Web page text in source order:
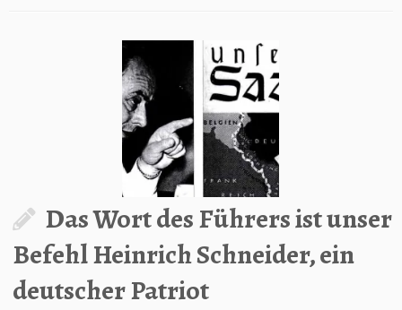
Das Wort des Führers ist unser
Befehl Heinrich Schneider, ein
deutscher Patriot